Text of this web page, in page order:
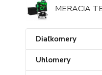
MERACIA
Diaľkomery
Uhlomery